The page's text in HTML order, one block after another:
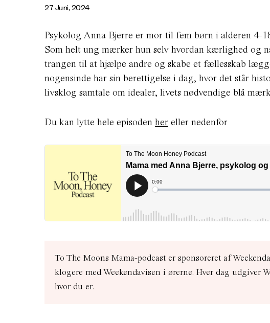
27 Juni, 2024
Psykolog Anna Bjerre er mor til fem børn i alderen
Som helt ung mærker hun selv hvordan kærlighed og
trangen til at hjælpe andre og skabe et fællesskab
nogensinde har sin berettigelse i dag, hvor det står
livsklog samtale om idealer, livets nødvendige blå
Du kan lytte hele episoden her eller nedenfor
To The Moons Mama-podcast er sponsoreret af
klogere med Weekendavisen i ørerne. Hver dag udgiver
hvor du er.